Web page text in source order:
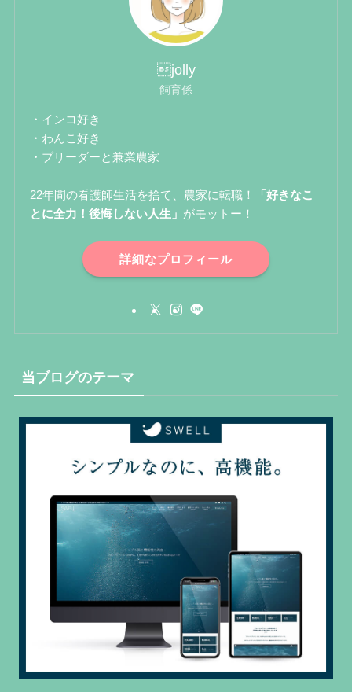
jolly
飼育係
・インコ好き
・わんこ好き
・ブリーダーと兼業農家
22年間の看護師生活を捨て、農家に転職！
「好きなこ
とに全力！後悔しない人生」 がモットー！
詳細なプロフィール
当ブログのテーマ